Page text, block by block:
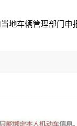
地车辆管理部门